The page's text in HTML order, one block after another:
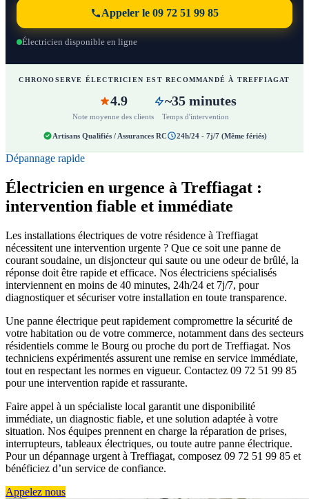
Appeler le 09 72 51 99 85
Électricien disponible en ligne
CHRONOSERVE ÉLECTRICIEN EST RECOMMANDÉ À TREFFIAGAT
4.9
Note moyenne des clients
~35 minutes
Temps d'intervention
Artisans Qualifiés / Assurances RC 24h/24 - 7j/7 (Même fériés)
Dépannage rapide
Électricien en urgence à Treffiagat :
intervention fiable et immédiate
Les installations électriques de votre résidence à Treffiagat
nécessitent une intervention urgente ? Que ce soit une panne de
courant soudaine, un disjoncteur qui saute ou une odeur de brûlé, la
réponse doit être rapide et efficace. Nos électriciens spécialisés
interviennent en moins de 40 minutes, 24h/24 et 7j/7, pour
diagnostiquer et sécuriser votre installation en toute transparence.
Une panne électrique peut rapidement compromettre la sécurité de
votre habitation ou de votre commerce, notamment dans des secteurs
résidentiels comme le Bourg ou proche du port de Treffiagat. Nos
techniciens expérimentés assurent une remise en service immédiate,
tout en respectant les normes en vigueur. Contactez 09 72 51 99 85
pour une intervention rapide et rassurante.
Faire appel à un spécialiste local garantit une disponibilité
immédiate, un diagnostic fiable, et une solution adaptée à votre
situation. Nos équipes prennent en charge la réparation de prises,
interrupteurs, tableaux électriques, ou toute autre panne électrique.
Pour un dépannage urgent à Treffiagat, composez 09 72 51 99 85 et
bénéficiez d’un service de confiance.
Appelez nous